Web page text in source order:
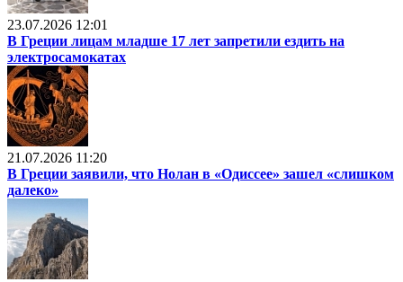
23.07.2026 12:01
В Греции лицам младше 17 лет запретили ездить на
электросамокатах
21.07.2026 11:20
В Греции заявили, что Нолан в «Одиссее» зашел «слишком
далеко»